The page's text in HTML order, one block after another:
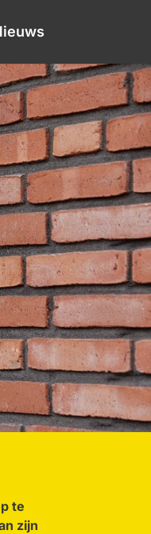
te
zijn